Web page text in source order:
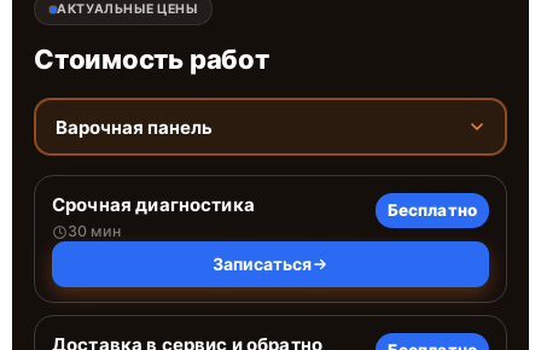
АКТУАЛЬНЫЕ ЦЕНЫ
Стоимость работ
Варочная панель
Срочная диагностика
30 мин
Бесплатно
Записаться
Доставка в сервис и обратно